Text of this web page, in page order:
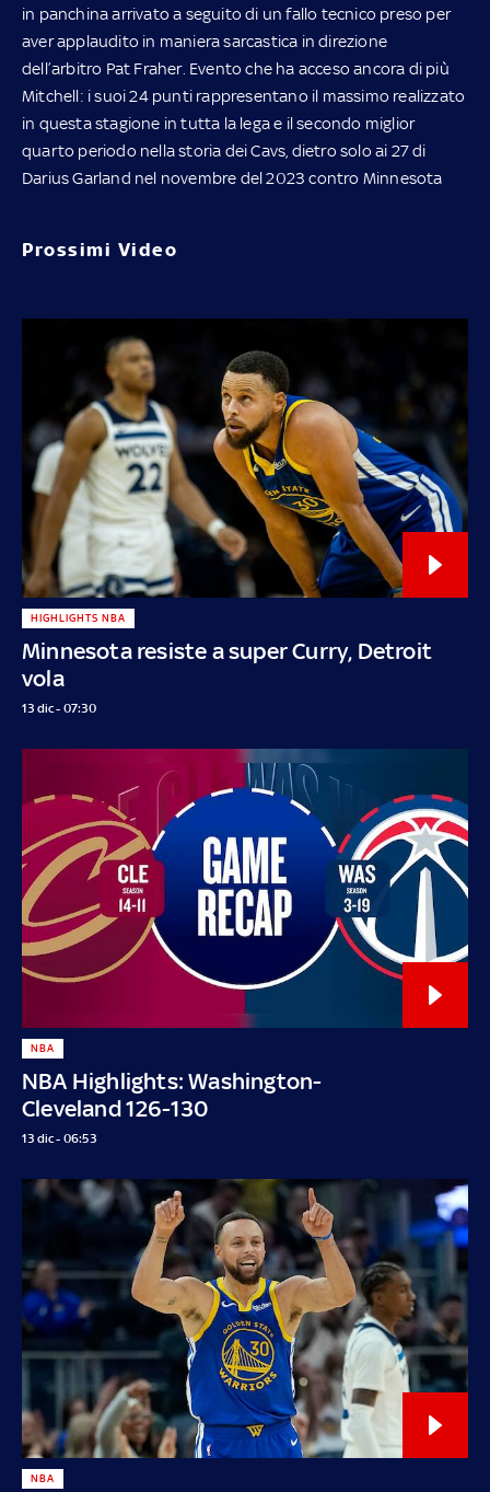
in panchina arrivato a seguito di un fallo tecnico preso per
aver applaudito in maniera sarcastica in direzione
dell’arbitro Pat Fraher. Evento che ha acceso ancora di più
Mitchell: i suoi 24 punti rappresentano il massimo realizzato
in questa stagione in tutta la lega e il secondo miglior
quarto periodo nella storia dei Cavs, dietro solo ai 27 di
Darius Garland nel novembre del 2023 contro Minnesota
Prossimi Video
Minnesota resiste a super Curry, Detroit
vola
HIGHLIGHTS NBA
13 dic - 07:30
NBA Highlights: Washington-
Cleveland 126-130
NBA
13 dic - 06:53
NBA